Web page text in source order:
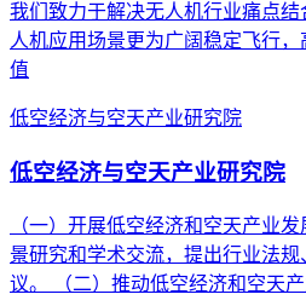
我们致力于解决无人机行业痛点
人机应用场景更为广阔稳定飞行
值
低空经济与空天产业研究院
低空经济与空天产业研究院
（一）开展低空经济和空天产业
景研究和学术交流，提出行业法
议。 （二）推动低空经济和空天